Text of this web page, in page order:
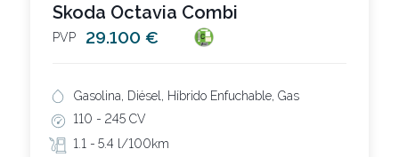
Skoda Octavia Combi
PVP 29.100 €
Gasolina, Diésel, Híbrido Enfuchable, Gas
110 - 245 CV
1.1 - 5.4 l/100km